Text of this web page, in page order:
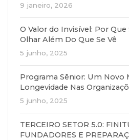
9 janeiro, 2026
O Valor do Invisível: Por Que
Olhar Além Do Que Se Vê
5 junho, 2025
Programa Sênior: Um Novo
Longevidade Nas
5 junho, 2025
TERCEIRO SETOR 5.0:
FUNDADORES E